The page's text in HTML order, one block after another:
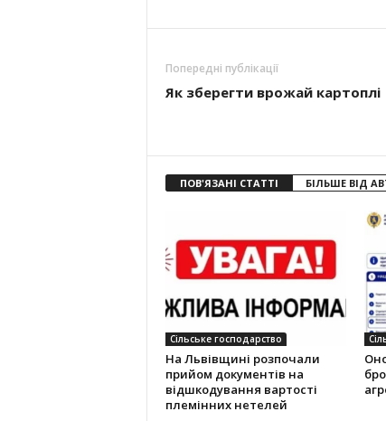
Попередні публікації
Як зберегти врожай картоплі
ПОВ'ЯЗАНІ СТАТТІ БІЛЬШЕ ВІД
Сільське господарство
На Львівщині розпочали
прийом документів на
відшкодування вартості
племінних нетелей